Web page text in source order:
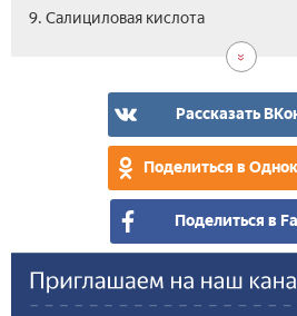
9. Салициловая кислота
Рассказать
Поделиться в
Поделиться в